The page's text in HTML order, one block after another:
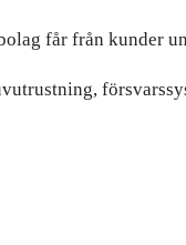
får från kunder